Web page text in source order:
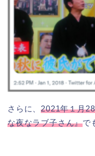
さらに、2021年１月
な夜なラブ子さん』で